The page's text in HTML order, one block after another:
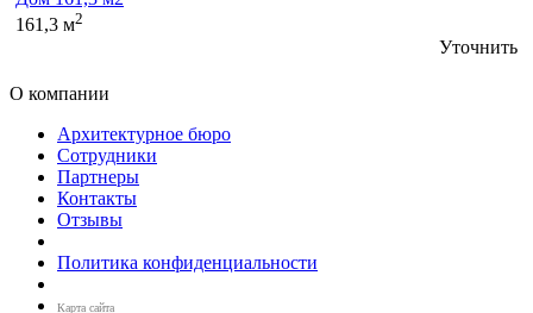
161,3 м2
Уточнить
О компании
Архитектурное бюро
Сотрудники
Партнеры
Контакты
Отзывы
Политика конфиденциальности
Карта сайта